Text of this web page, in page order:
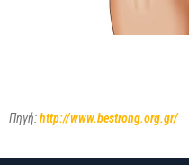
Πηγή:http://www.bestrong.org.gr/